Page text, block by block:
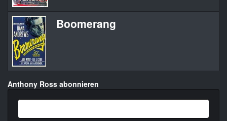
Boomerang
Anthony Ross abonnieren